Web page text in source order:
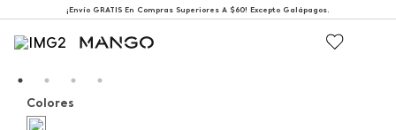
¡Envío GRATIS En Compras Superiores A $60! Excepto Galápagos.
Colores